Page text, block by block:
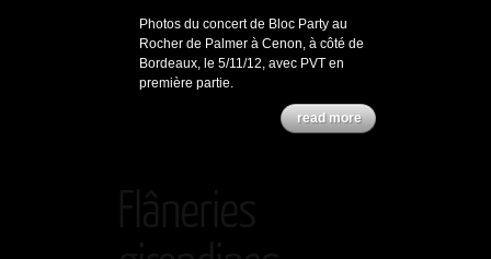
Photos du concert de Bloc Party au
Rocher de Palmer à Cenon, à côté de
Bordeaux, le 5/11/12, avec PVT en
première partie.
read more